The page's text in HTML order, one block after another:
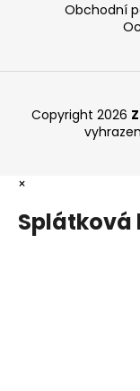
Obchodní
Copyright 2026
×
Splátková